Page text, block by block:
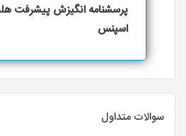
پرسشنامه انگیزش پیشرفت
اسپنس
سوالات متداول